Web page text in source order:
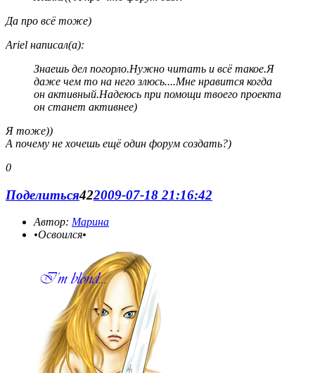
Да про всё тоже)
Ariel написал(а):
Знаешь дел погорло.Нужно читать и всё такое.Я
даже чем то на него злюсь....Мне нравится когда
он активный.Надеюсь при помощи твоего проекта
он станет активнее)
Я тоже))
А почему не хочешь ещё один форум создать?)
0
Поделиться422009-07-18 21:16:42
Автор: Марина
•Освоился•